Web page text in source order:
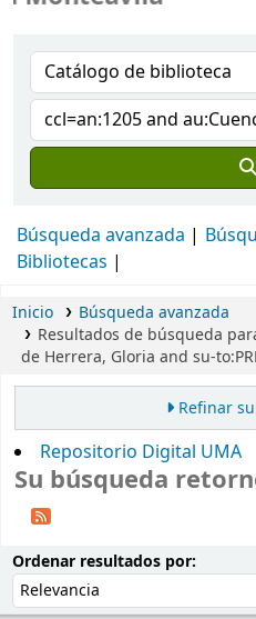
Búsqueda avanzada
Bibliotecas
Inicio
Búsqueda avanzada
Resultados de búsqueda
de Herrera, Gloria and su-
Refinar
Repositorio Digital UMA
Su búsqueda
Ordenar resultados por: